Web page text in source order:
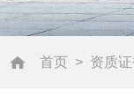
首页 > 资质